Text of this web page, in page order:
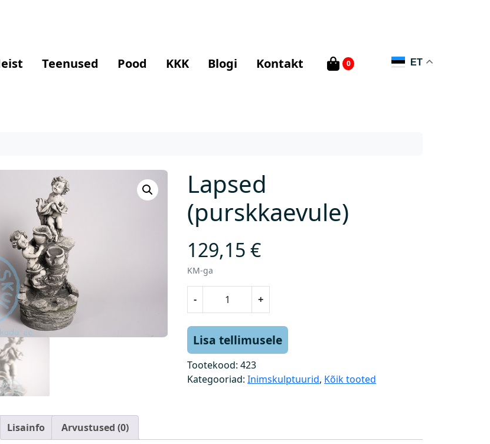
Teenused Pood KKK Blogi Kontakt 0 ET
Lapsed
(purskkaevule)
129,15€
KM-ga
-
e
d
(
+
Lisa tellimusele
Tootekood:423
Kategooriad:Inimskulptuurid, Kõik tooted
Lisainfo Arvustused (0)